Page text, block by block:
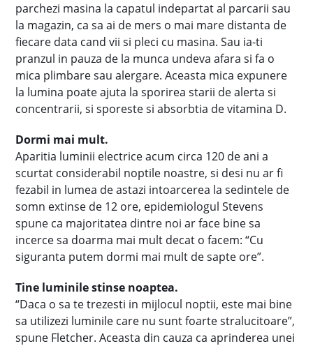
parchezi masina la capatul indepartat al parcarii sau
la magazin, ca sa ai de mers o mai mare distanta de
fiecare data cand vii si pleci cu masina. Sau ia-ti
pranzul in pauza de la munca undeva afara si fa o
mica plimbare sau alergare. Aceasta mica expunere
la lumina poate ajuta la sporirea starii de alerta si
concentrarii, si sporeste si absorbtia de vitamina D.
Dormi mai mult.
Aparitia luminii electrice acum circa 120 de ani a
scurtat considerabil noptile noastre, si desi nu ar fi
fezabil in lumea de astazi intoarcerea la sedintele de
somn extinse de 12 ore, epidemiologul Stevens
spune ca majoritatea dintre noi ar face bine sa
incerce sa doarma mai mult decat o facem: “Cu
siguranta putem dormi mai mult de sapte ore”.
Tine luminile stinse noaptea.
“Daca o sa te trezesti in mijlocul noptii, este mai bine
sa utilizezi luminile care nu sunt foarte stralucitoare”,
spune Fletcher. Aceasta din cauza ca aprinderea unei